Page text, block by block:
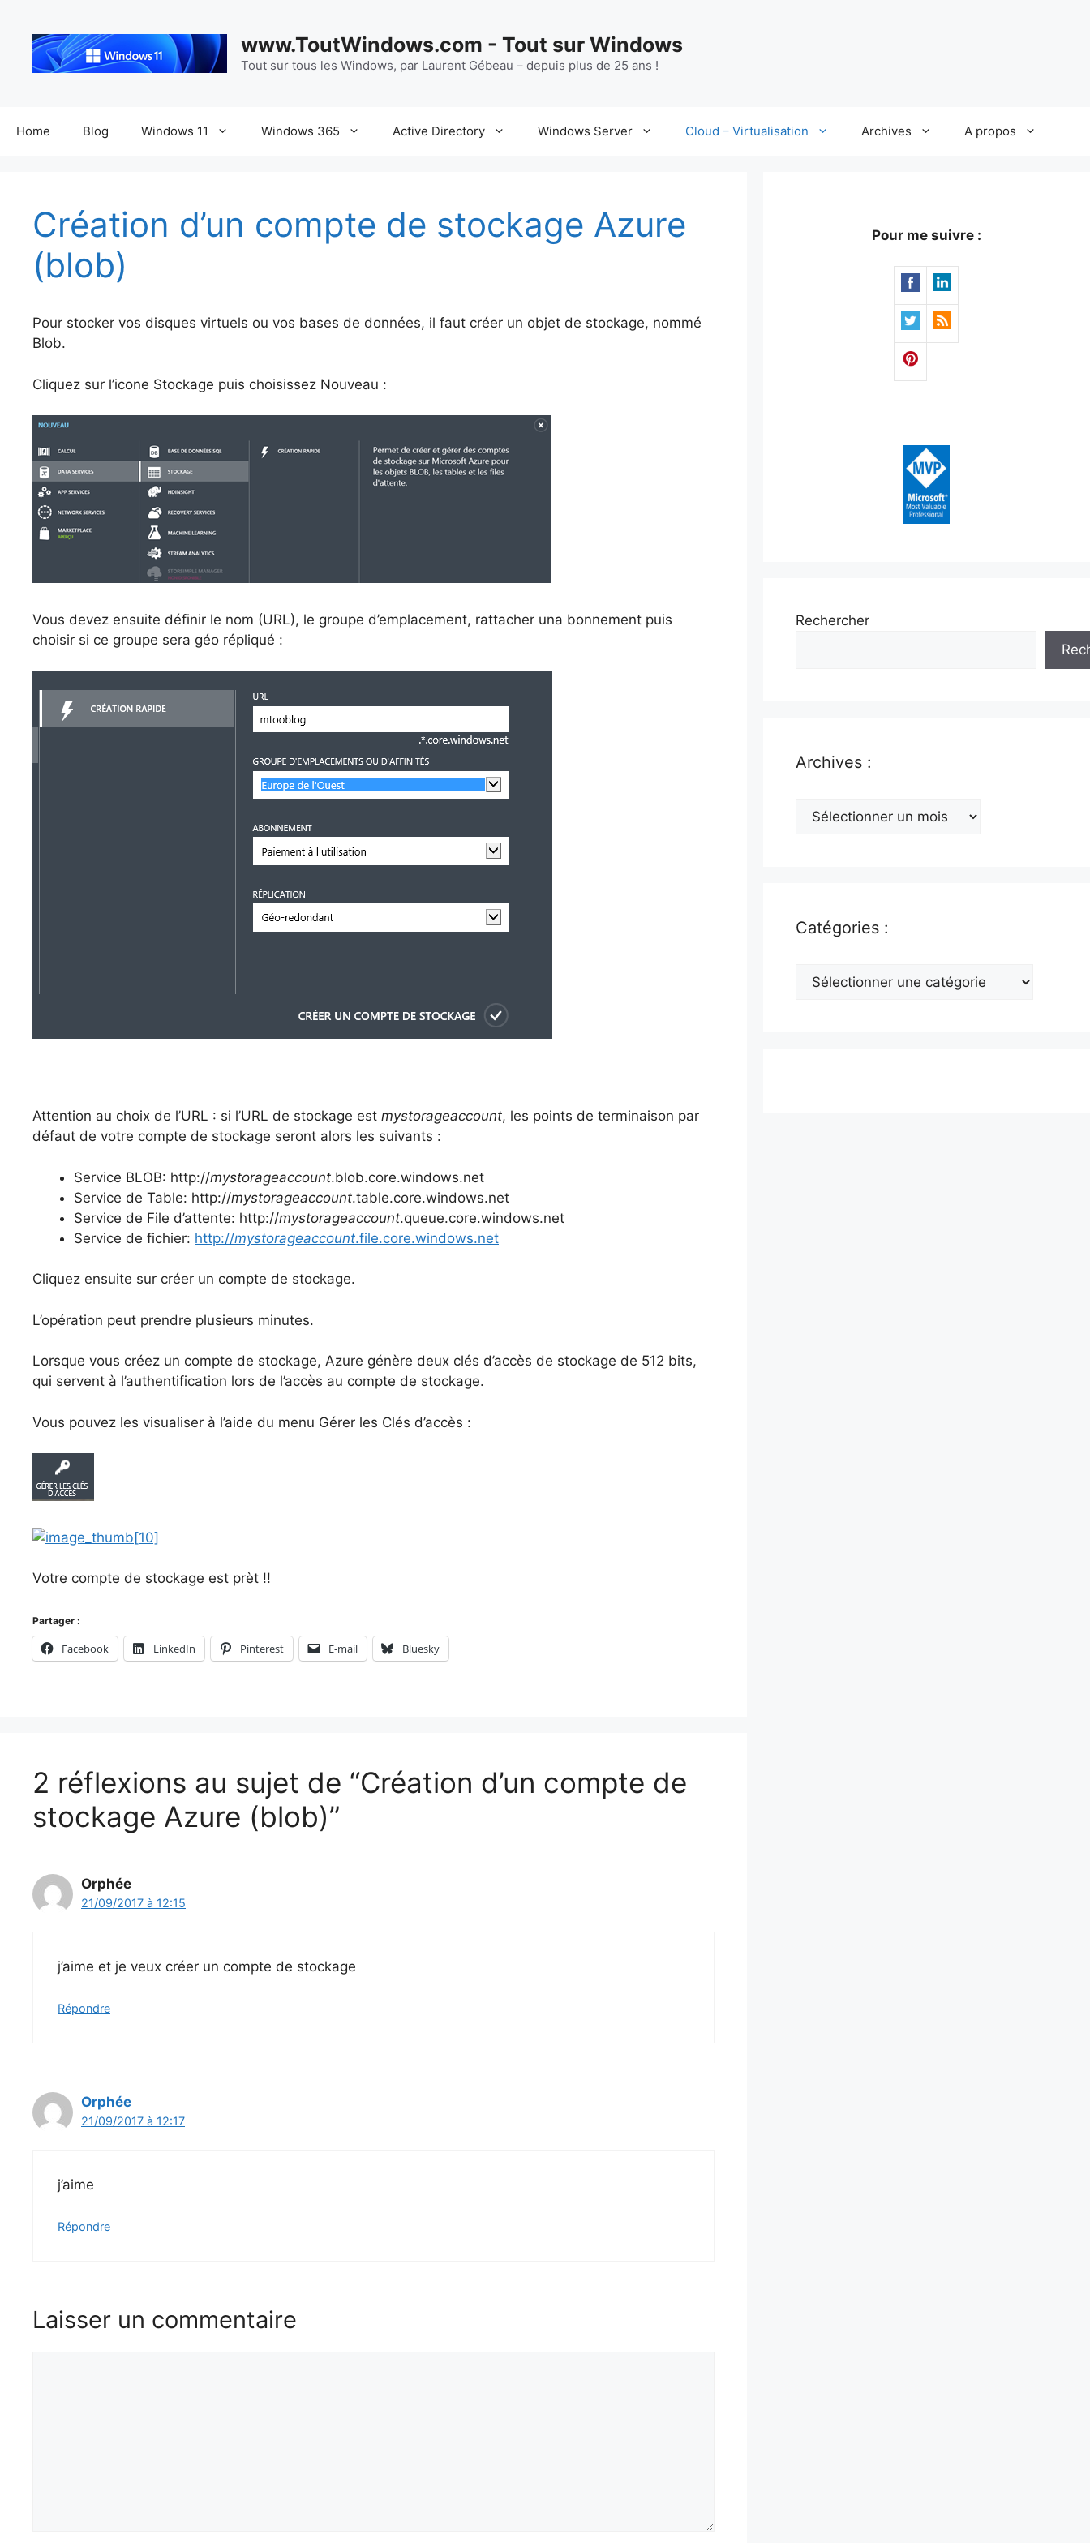
contenu
www.ToutWindows.com - Tout sur Windows
Tout sur tous les Windows, par Laurent Gébeau – depuis plus de 25 ans !
Home Blog Windows 11 Windows 365 Active Directory Windows Server Cloud – Virtualisation Archives A propos
Création d’un compte de stockage Azure
(blob)
Pour stocker vos disques virtuels ou vos bases de données, il faut créer un objet de stockage, nommé
Blob.
Cliquez sur l’icone Stockage puis choisissez Nouveau :
Vous devez ensuite définir le nom (URL), le groupe d’emplacement, rattacher una bonnement puis
choisir si ce groupe sera géo répliqué :
Attention au choix de l’URL : si l’URL de stockage est mystorageaccount, les points de terminaison par
défaut de votre compte de stockage seront alors les suivants :
Service BLOB: http://mystorageaccount.blob.core.windows.net
Service de Table: http://mystorageaccount.table.core.windows.net
Service de File d’attente: http://mystorageaccount.queue.core.windows.net
Service de fichier: http://mystorageaccount.file.core.windows.net
Cliquez ensuite sur créer un compte de stockage.
L’opération peut prendre plusieurs minutes.
Lorsque vous créez un compte de stockage, Azure génère deux clés d’accès de stockage de 512 bits,
qui servent à l’authentification lors de l’accès au compte de stockage.
Vous pouvez les visualiser à l’aide du menu Gérer les Clés d’accès :
Votre compte de stockage est prèt !!
Partager :
Facebook LinkedIn Pinterest E-mail Bluesky
2 réflexions au sujet de “Création d’un compte de
stockage Azure (blob)”
Orphée
21/09/2017 à 12:15
j’aime et je veux créer un compte de stockage
Répondre
Orphée
21/09/2017 à 12:17
j’aime
Répondre
Laisser un commentaire
Pour me suivre :
Rechercher
Archives :
Archives
Catégories :
Catégories